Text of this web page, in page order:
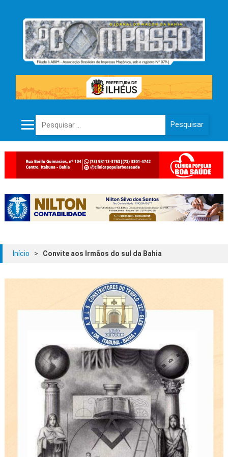
Pesquisar por:
Início > Convite aos Irmãos do sul da Bahia